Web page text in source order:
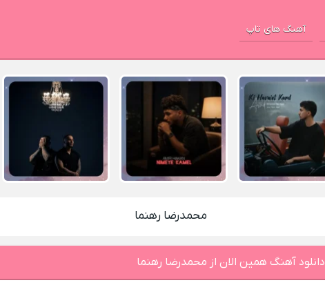
آهنگ های تاپ
محمدرضا رهنما
دانلود آهنگ همین الان از محمدرضا رهنما